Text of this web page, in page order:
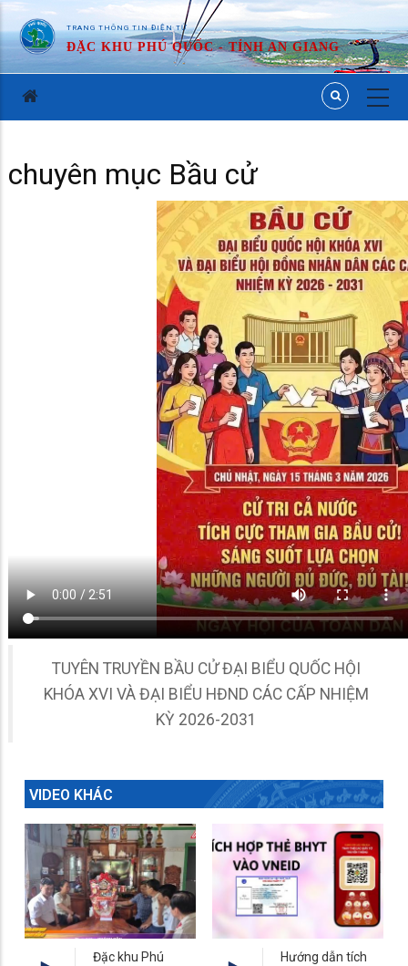
TRANG THÔNG TIN ĐIỆN TỬ
ĐẶC KHU PHÚ QUỐC - TỈNH AN GIANG
chuyên mục Bầu cử
TUYÊN TRUYỀN BẦU CỬ ĐẠI BIỂU QUỐC HỘI
KHÓA XVI VÀ ĐẠI BIỂU HĐND CÁC CẤP NHIỆM
KỲ 2026-2031
VIDEO KHÁC
Đặc khu Phú
Hướng dẫn tích